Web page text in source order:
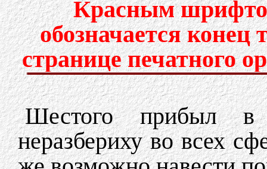
Красным
обозначается конец
странице печатного
Шестого прибыл в
неразбериху во всех